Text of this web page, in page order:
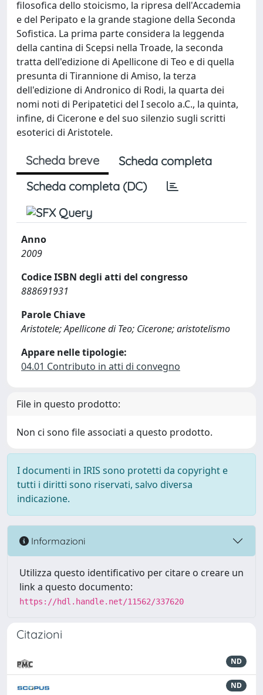
filosofica dello stoicismo, la ripresa dell'Accademia
e del Peripato e la grande stagione della Seconda
Sofistica. La prima parte considera la leggenda
della cantina di Scepsi nella Troade, la seconda
tratta dell'edizione di Apellicone di Teo e di quella
presunta di Tirannione di Amiso, la terza
dell'edizione di Andronico di Rodi, la quarta dei
nomi noti di Peripatetici del I secolo a.C., la quinta,
infine, di Cicerone e del suo silenzio sugli scritti
esoterici di Aristotele.
Scheda breve
Scheda completa
Scheda completa (DC)
Anno
2009
Codice ISBN degli atti del congresso
888691931
Parole Chiave
Aristotele; Apellicone di Teo; Cicerone; aristotelismo
Appare nelle tipologie:
04.01 Contributo in atti di convegno
File in questo prodotto:
Non ci sono file associati a questo prodotto.
I documenti in IRIS sono protetti da copyright e
tutti i diritti sono riservati, salvo diversa
indicazione.
Informazioni
Utilizza questo identificativo per citare o creare un
link a questo documento:
https://hdl.handle.net/11562/337620
Citazioni
ND
ND